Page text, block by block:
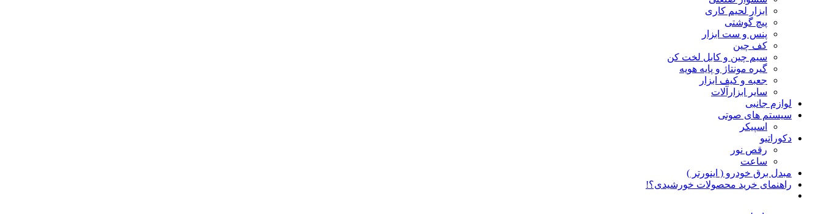
ابزار لحیم کاری
پیچ گوشتی
پنس و ست ابزار
کف چین
سیم چین و کابل لخت کن
گیره مونتاژ و پایه هویه
جعبه و کیف ابزار
سایر ابزارآلات
لوازم جانبی
سیستم های صوتی
اسپیکر
دکوراتیو
رقص نور
ساعت
مبدل برق خودرو ( اینورتر )
راهنمای خرید محصولات خورشیدی؟!